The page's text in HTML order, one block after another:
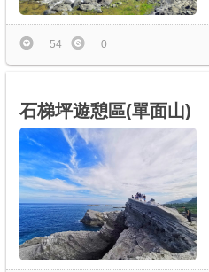
54 0
石梯坪遊憩區(單面山)